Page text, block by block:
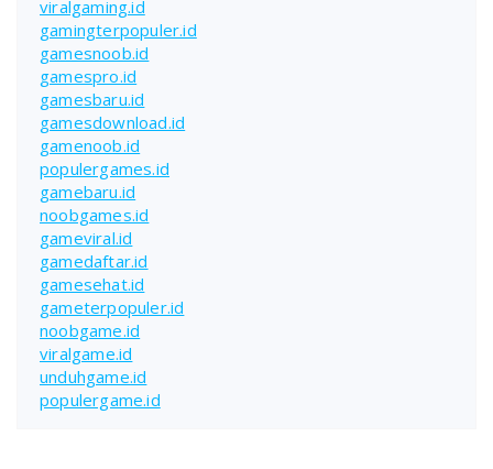
viralgaming.id
gamingterpopuler.id
gamesnoob.id
gamespro.id
gamesbaru.id
gamesdownload.id
gamenoob.id
populergames.id
gamebaru.id
noobgames.id
gameviral.id
gamedaftar.id
gamesehat.id
gameterpopuler.id
noobgame.id
viralgame.id
unduhgame.id
populergame.id